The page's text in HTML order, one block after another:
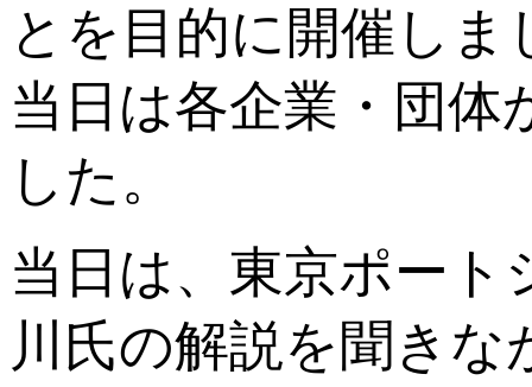
とを目的に開催しま
当日は各企業・団体
した。
当日は、東京ポー
川氏の解説を聞きな